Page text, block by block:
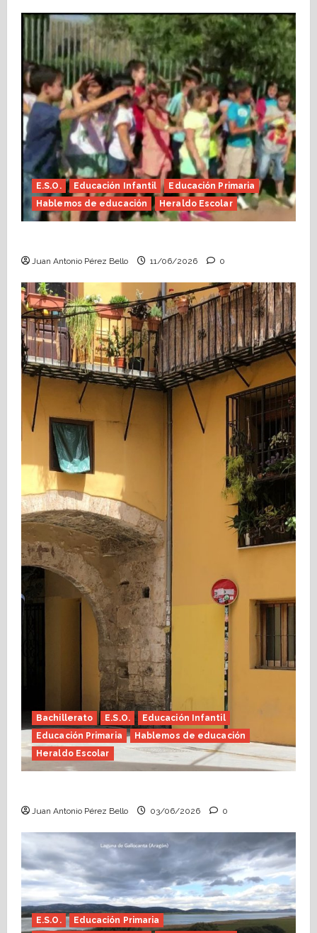
E.S.O. Educación Infantil
Educación Primaria
Hablemos de educación
Heraldo Escolar
Juan Antonio Pérez Bello 11/06/2026 0
Bachillerato E.S.O.
Educación Infantil
Educación Primaria
Hablemos de educación
Heraldo Escolar
Juan Antonio Pérez Bello 03/06/2026 0
E.S.O. Educación Primaria